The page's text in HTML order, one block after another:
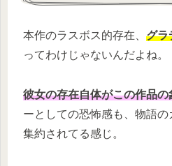
本作のラスボス的存在、 グラ
ってわけじゃないんだよね。
彼女の存在自体がこの作品の
ーとしての恐怖感も、物語
集約されてる感じ。